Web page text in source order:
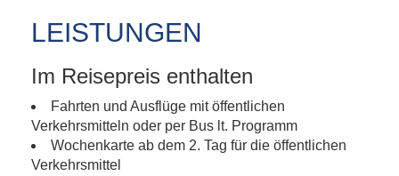
LEISTUNGEN
Im Reisepreis enthalten
Fahrten und Ausflüge mit öffentlichen
Verkehrsmitteln oder per Bus lt. Programm
Wochenkarte ab dem 2. Tag für die öffentlichen
Verkehrsmittel